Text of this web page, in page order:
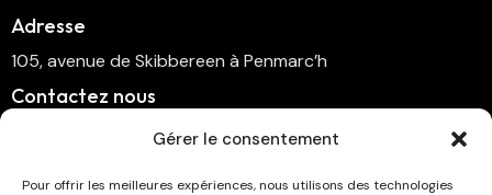
Gérer le consentement
Pour offrir les meilleures expériences, nous utilisons des technologies
Adresse
105, avenue de Skibbereen à Penmarc’h
Contactez nous
cinema.penmarch@orange.fr